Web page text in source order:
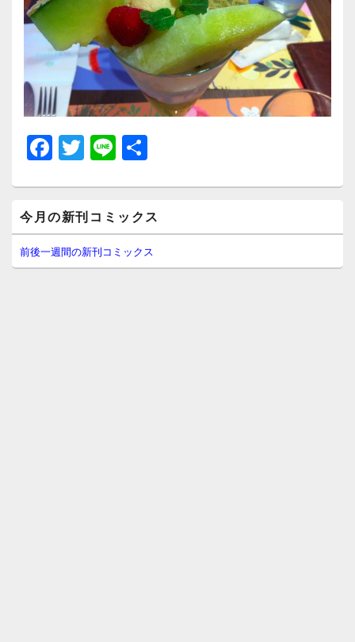
F
a
c
e
b
o
T
wi
tt
er
Li
n
e
イ
ン
サ
イ
今月の新刊コミックス
前後一週間の新刊コミックス